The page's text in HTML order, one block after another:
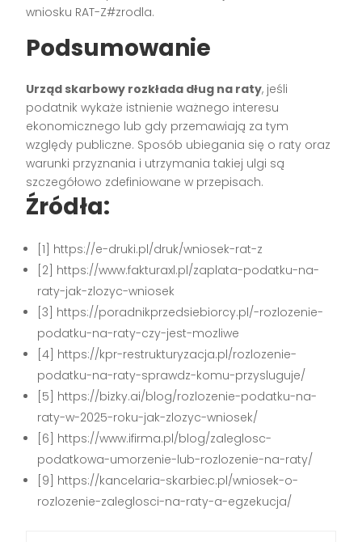
wniosku RAT-Z#zrodla.
Podsumowanie
Urząd skarbowy rozkłada dług na raty, jeśli
podatnik wykaże istnienie ważnego interesu
ekonomicznego lub gdy przemawiają za tym
względy publiczne. Sposób ubiegania się o raty oraz
warunki przyznania i utrzymania takiej ulgi są
szczegółowo zdefiniowane w przepisach.
Źródła:
[1] https://e-druki.pl/druk/wniosek-rat-z
[2] https://www.fakturaxl.pl/zaplata-podatku-na-
raty-jak-zlozyc-wniosek
[3] https://poradnikprzedsiebiorcy.pl/-rozlozenie-
podatku-na-raty-czy-jest-mozliwe
[4] https://kpr-restrukturyzacja.pl/rozlozenie-
podatku-na-raty-sprawdz-komu-przysluguje/
[5] https://bizky.ai/blog/rozlozenie-podatku-na-
raty-w-2025-roku-jak-zlozyc-wniosek/
[6] https://www.ifirma.pl/blog/zaleglosc-
podatkowa-umorzenie-lub-rozlozenie-na-raty/
[9] https://kancelaria-skarbiec.pl/wniosek-o-
rozlozenie-zaleglosci-na-raty-a-egzekucja/